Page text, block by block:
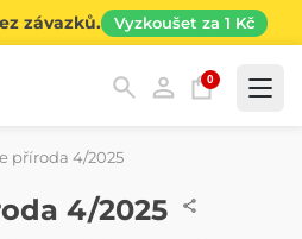
závazků. Vyzkoušet za 1 Kč
0
příroda 4/2025
4/2025